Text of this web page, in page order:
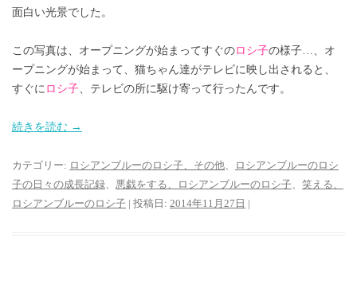
面白い光景でした。
この写真は、オープニングが始まってすぐのロシ子の様子…、オ
ープニングが始まって、猫ちゃん達がテレビに映し出されると、
すぐに ロシ子 、テレビの所に駆け寄って行ったんです。
続きを読む →
カテゴリー: ロシアンブルーのロシ子、その他
ロシアンブルーのロシ
子の日々の成長記録
悪戯をする、ロシアンブルーのロシ子
笑える、
ロシアンブルーのロシ子 | 投稿日: 2014年11月27日 |